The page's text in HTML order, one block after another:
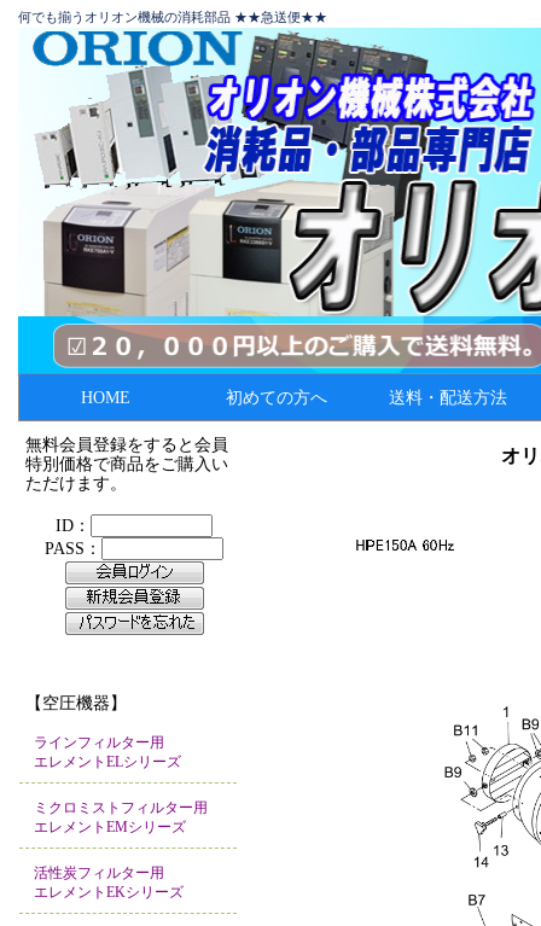
何でも揃うオリオン機械の消耗部品 ★★急送便★★
HOME 初めての方へ 送料・配送方法
無料会員登録をすると会員
特別価格で商品をご購入い
ただけます。
【空圧機器】
ラインフィルター用
エレメントELシリーズ
ミクロミストフィルター用
エレメントEMシリーズ
活性炭フィルター用
エレメントEKシリーズ
オ